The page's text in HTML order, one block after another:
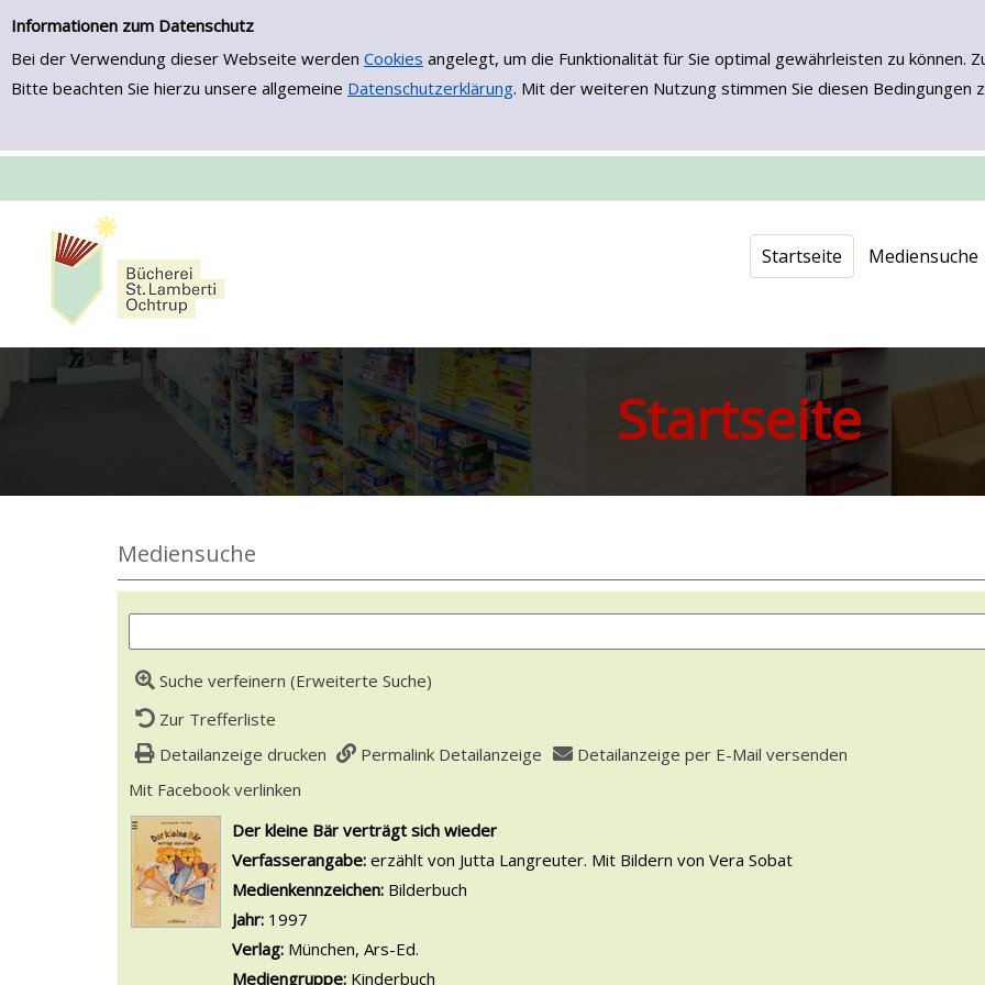
Informationen zum Datenschutz
Bei der Verwendung dieser Webseite werden Cookies angelegt, um die Funktionalität für Sie optimal gewährleisten zu
Bitte beachten Sie hierzu unsere allgemeine Datenschutzerklärung. Mit der weiteren Nutzung stimmen Sie diesen Bedingungen
Zur Detailanzeige springen
Startseite
Mediensuche
Startseite
Mediensuche
Suche verfeinern (Erweiterte Suche)
Zur Trefferliste
Detailanzeige drucken
Permalink Detailanzeige Detailanzeige per E-Mail versenden
Mit Facebook verlinken
wird in neuem Tab geöffnet
Der kleine Bär verträgt sich wieder
Suche nach diesem Verfasser
Verfasserangabe: erzählt von Jutta Langreuter. Mit Bildern von Vera Sobat
Medienkennzeichen: Bilderbuch
Jahr: 1997
Verlag: München, Ars-Ed.
Mediengruppe: Kinderbuch